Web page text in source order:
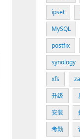
ipset
MySQL
postfix
synology
xfs
升级
安装
考勤